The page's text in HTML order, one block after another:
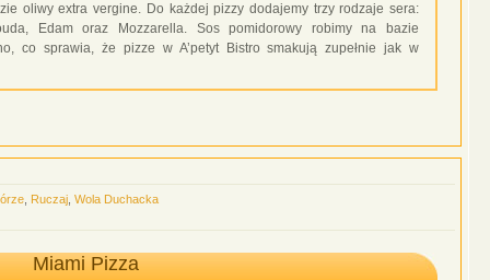
oliwy extra vergine. Do każdej pizzy dodajemy trzy rodzaje sera:
Edam oraz Mozzarella. Sos pomidorowy robimy na bazie
co sprawia, że pizze w A’petyt Bistro smakują zupełnie jak w
Ruczaj Wola Duchacka
Miami Pizza